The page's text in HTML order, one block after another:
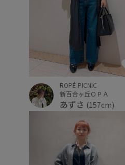
ROPÉ PICNIC
新百合ヶ丘ＯＰＡ
あずさ (157cm)